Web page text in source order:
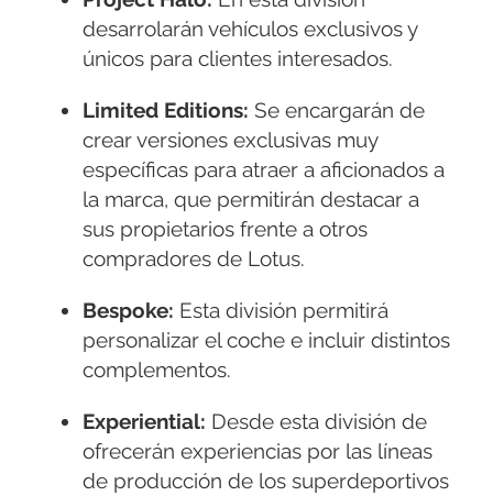
desarrolarán vehículos exclusivos y
únicos para clientes interesados.
Limited Editions: Se encargarán de
crear versiones exclusivas muy
específicas para atraer a aficionados a
la marca, que permitirán destacar a
sus propietarios frente a otros
compradores de Lotus.
Bespoke: Esta división permitirá
personalizar el coche e incluir distintos
complementos.
Experiential: Desde esta división de
ofrecerán experiencias por las líneas
de producción de los superdeportivos